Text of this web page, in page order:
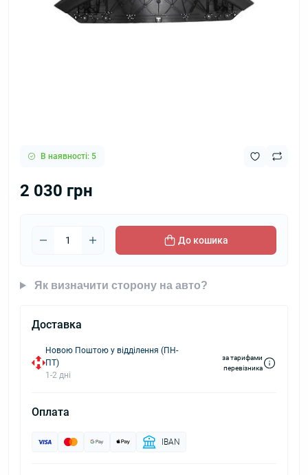
В наявності: 5
2 030 грн
До кошика
Як визначити сторону на авто?
Доставка
Новою Поштою у відділення (ПН-
ПТ)
1-2 дні
за тарифами
перевізника
Оплата
IBAN